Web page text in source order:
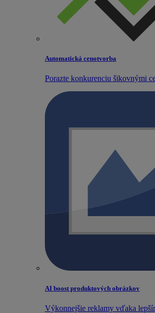
Automatická cenotvorba
Porazte konkurenciu šikovnými
AI boost produktových obrázkov
Výkonnejšie reklamy vďaka